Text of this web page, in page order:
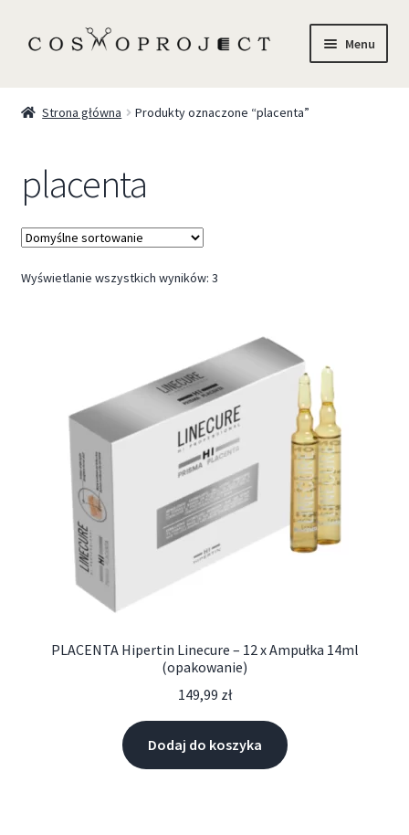
Menu
Trychologia
O Nas
Szkolenia
Strona główna Produkty oznaczone “placenta”
placenta
Wyświetlanie wszystkich wyników: 3
PLACENTA Hipertin Linecure – 12 x Ampułka 14ml
(opakowanie)
149,99 zł
Dodaj do koszyka